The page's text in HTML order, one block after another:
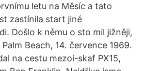
letu na Měsíc a tato
zastínila start jiné
Došlo k němu o sto mil jižněji,
Beach, 14. července 1969.
na cestu mezoi-skaf PX15,